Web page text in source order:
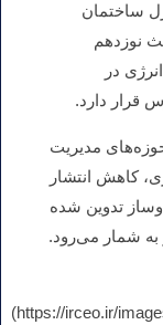
ساختمان
نوزدهم
در
قرار دارد.
مدیریت
کاهش انتشار
تدوین شده
به شمار می‌رود.